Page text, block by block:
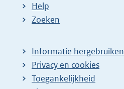
Help
Zoeken
Informatie hergebruiken
Privacy en cookies
Toegankelijkheid